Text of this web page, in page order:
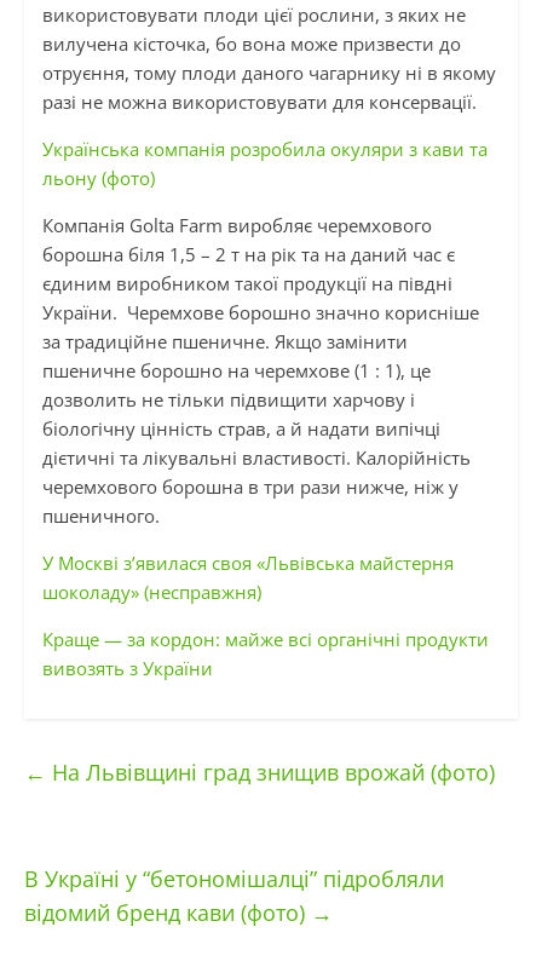
використовувати плоди цієї рослини, з яких не
вилучена кісточка, бо вона може призвести до
отруєння, тому плоди даного чагарнику ні в якому
разі не можна використовувати для консервації.
Українська компанія розробила окуляри з кави та
льону (фото)
Компанія Golta Farm виробляє черемхового
борошна біля 1,5 – 2 т на рік та на даний час є
єдиним виробником такої продукції на півдні
України. Черемхове борошно значно корисніше
за традиційне пшеничне. Якщо замінити
пшеничне борошно на черемхове (1 : 1), це
дозволить не тільки підвищити харчову і
біологічну цінність страв, а й надати випічці
дієтичні та лікувальні властивості. Калорійність
черемхового борошна в три рази нижче, ніж у
пшеничного.
У Москві з’явилася своя «Львівська майстерня
шоколаду» (несправжня)
Краще — за кордон: майже всі органічні продукти
вивозять з України
← На Львівщині град знищив врожай (фото)
В Україні у “бетономішалці” підробляли
відомий бренд кави (фото) →